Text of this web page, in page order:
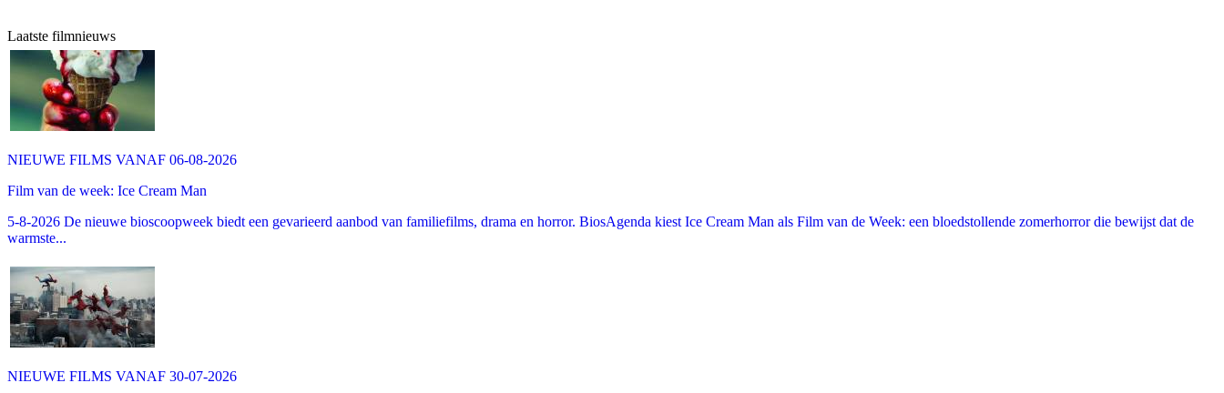
Laatste filmnieuws
NIEUWE FILMS VANAF 06-08-2026
Film van de week: Ice Cream Man
5-8-2026 De nieuwe bioscoopweek biedt een gevarieerd aanbod van familiefilms, drama en horror. BiosAgenda kiest Ice Cream Man als Film van de Week: een bloedstollende zomerhorror die bewijst dat de
warmste...
NIEUWE FILMS VANAF 30-07-2026